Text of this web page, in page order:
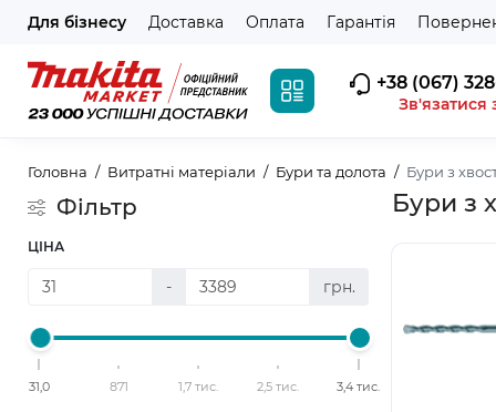
Для бізнесу Доставка Оплата Гарантія
+38 (067)
Зв'язатися
Головна Витратні матеріали Бури та долота Бури з
Фільтр
ЦІНА
- грн.
31,0 871 1,7 тис. 2,5 тис. 3,4 тис.
Бури з